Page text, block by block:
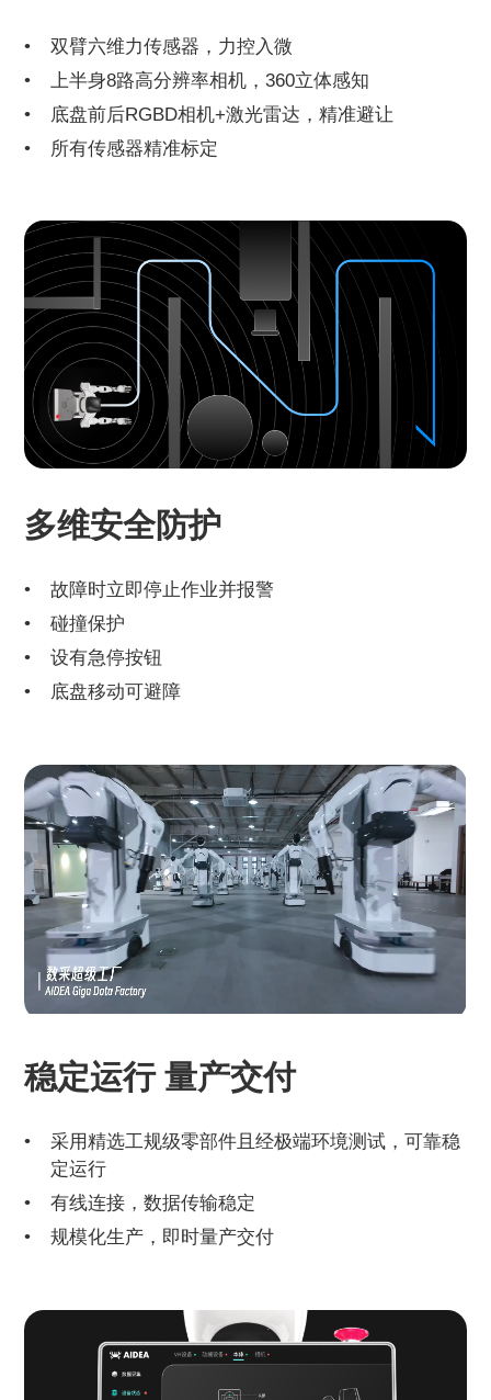
双臂六维力传感器，力控入微
上半身8路高分辨率相机，360立体感知
底盘前后RGBD相机+激光雷达，精准避让
所有传感器精准标定
多维安全防护
故障时立即停止作业并报警
碰撞保护
设有急停按钮
底盘移动可避障
稳定运行 量产交付
采用精选工规级零部件且经极端环境测试，可靠稳
定运行
有线连接，数据传输稳定
规模化生产，即时量产交付